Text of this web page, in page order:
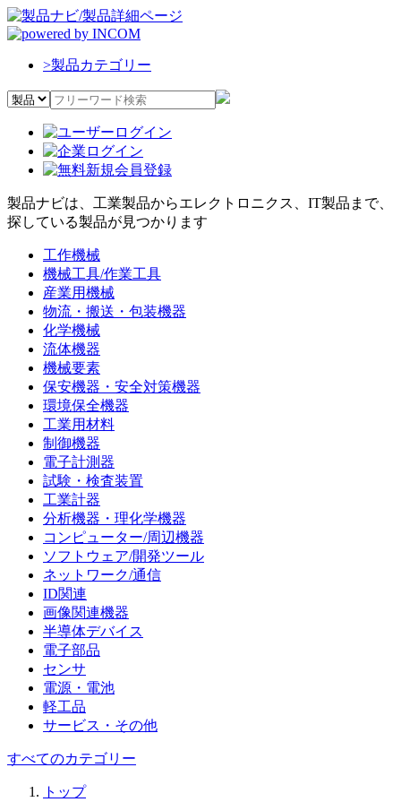
>製品カテゴリー
製品ナビは、工業製品からエレクトロニクス、IT製品まで、
探している製品が見つかります
工作機械
機械工具/作業工具
産業用機械
物流・搬送・包装機器
化学機械
流体機器
機械要素
保安機器・安全対策機器
環境保全機器
工業用材料
制御機器
電子計測器
試験・検査装置
工業計器
分析機器・理化学機器
コンピューター/周辺機器
ソフトウェア/開発ツール
ネットワーク/通信
ID関連
画像関連機器
半導体デバイス
電子部品
センサ
電源・電池
軽工品
サービス・その他
すべてのカテゴリー
トップ